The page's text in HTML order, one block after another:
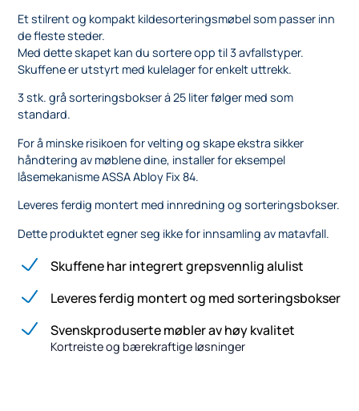
Et stilrent og kompakt kildesorteringsmøbel som passer inn
de fleste steder.
Med dette skapet kan du sortere opp til 3 avfallstyper.
Skuffene er utstyrt med kulelager for enkelt uttrekk.
3 stk. grå sorteringsbokser á 25 liter følger med som
standard.
For å minske risikoen for velting og skape ekstra sikker
håndtering av møblene dine, installer for eksempel
låsemekanisme ASSA Abloy Fix 84.
Leveres ferdig montert med innredning og sorteringsbokser.
Dette produktet egner seg ikke for innsamling av matavfall.
Skuffene har integrert grepsvennlig alulist
Leveres ferdig montert og med sorteringsbokser
Svenskproduserte møbler av høy kvalitet
Kortreiste og bærekraftige løsninger